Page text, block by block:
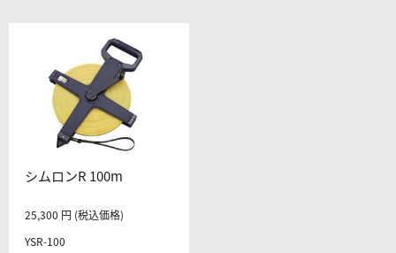
シムロンR 100m
YSR-100
25,300 円 (税込価格)